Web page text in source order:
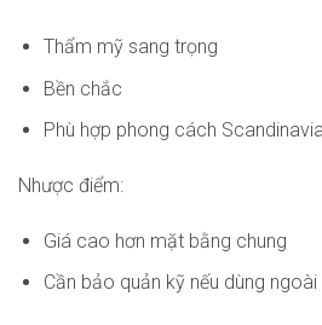
Thẩm mỹ sang trọng
Bền chắc
Phù hợp phong cách
Nhược điểm:
Giá cao hơn mặt bằng chung
Cần bảo quản kỹ nếu dùng ngoài